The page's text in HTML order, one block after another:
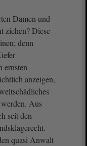
Damen und
ziehen? Diese
denn
ernsten
anzeigen,
Aus
seit den
quasi Anwalt